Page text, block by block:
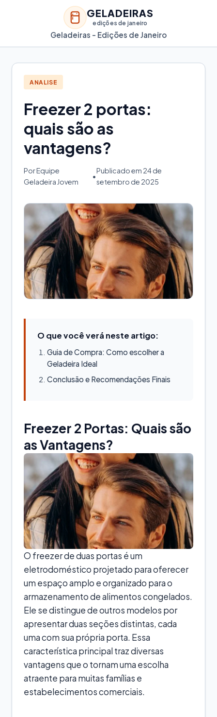
GELADEIRAS
edições de janeiro
Geladeiras - Edições de Janeiro
ANALISE
Freezer 2 portas:
quais são as
vantagens?
Por Equipe
Geladeira Jovem
•
Publicado em 24 de
setembro de 2025
O que você verá neste artigo:
Guia de Compra: Como escolher a
Geladeira Ideal
Conclusão e Recomendações Finais
Freezer 2 Portas: Quais são
as Vantagens?
O freezer de duas portas é um
eletrodoméstico projetado para oferecer
um espaço amplo e organizado para o
armazenamento de alimentos congelados.
Ele se distingue de outros modelos por
apresentar duas seções distintas, cada
uma com sua própria porta. Essa
característica principal traz diversas
vantagens que o tornam uma escolha
atraente para muitas famílias e
estabelecimentos comerciais.